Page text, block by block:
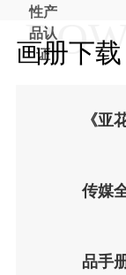
性产
品认
证
画册下载
《亚
传媒
品手